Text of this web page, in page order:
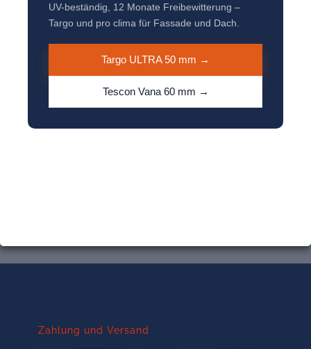
UV-beständig, 12 Monate Freibewitterung –
Targo und pro clima für Fassade und Dach.
Targo ULTRA 50 mm →
Tescon Vana 60 mm →
Zahlung und Versand